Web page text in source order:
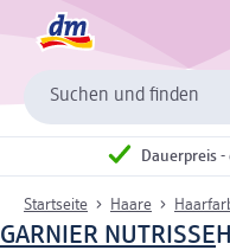
Suchen und finden
Dauerpreis
Startseite Haare
GARNIER NUTRISSE